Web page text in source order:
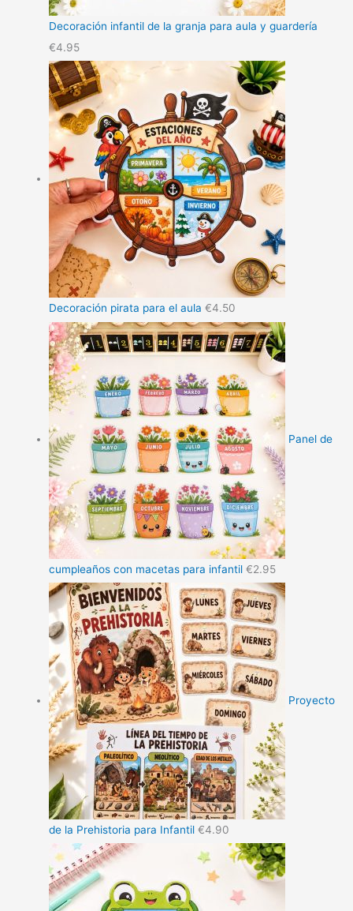
Decoración infantil de la granja para aula y guardería
€4.95
Decoración pirata para el aula €4.50
Panel de
cumpleaños con macetas para infantil €2.95
Proyecto
de la Prehistoria para Infantil €4.90